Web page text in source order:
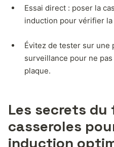
Essai direct : poser la
induction pour vérifier la
Évitez de tester sur une
surveillance pour ne
plaque.
Les secrets du
casseroles
induction